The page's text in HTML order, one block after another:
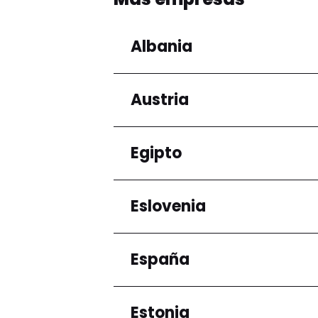
Albania
Regiones
Condado de Tirana
Austria
Regiones
Niederösterreich
Egipto
Regiones
Gobernación de El
Eslovenia
Regiones
Ljubljana
España
Regiones
Estonia